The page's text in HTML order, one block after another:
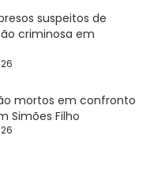
suspeitos de
criminosa em
mortos em confronto
Simões Filho